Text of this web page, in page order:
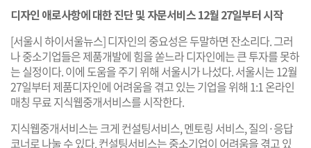
디자인 애로사항에 대한 진단 및 자문서비스 12월 27일부터 시작
[서울시 하이서울뉴스] 디자인의 중요성은 두말하면 잔소리다. 그러
나 중소기업들은 제품개발에 힘을 쏟느라 디자인에는 큰 투자를 못하
는 실정이다. 이에 도움을 주기 위해 서울시가 나섰다. 서울시는 12월
27일부터 제품디자인에 어려움을 겪고 있는 기업을 위해 1:1 온라인
매칭 무료 지식웹중개서비스를 시작한다.
지식웹중개서비스는 크게 컨설팅서비스, 멘토링 서비스, 질의·응답
코너로 나눌 수 있다. 컨설팅서비스는 중소기업이 어려움을 겪고 있